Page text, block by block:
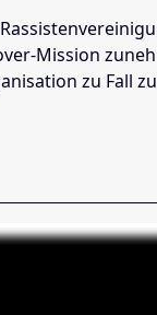
Mission
zu Fall